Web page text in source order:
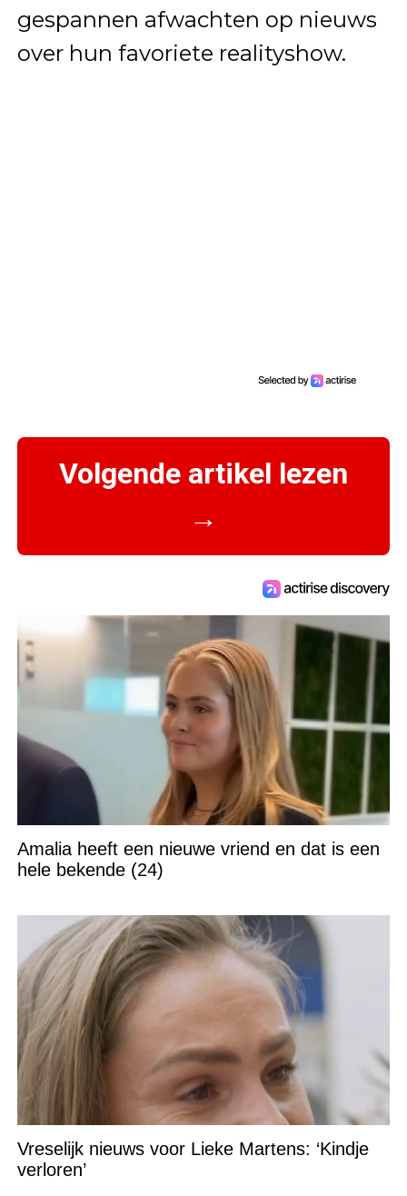
gespannen afwachten op nieuws
over hun favoriete realityshow.
Volgende artikel lezen
→
Amalia heeft een nieuwe vriend en dat is een
hele bekende (24)
Vreselijk nieuws voor Lieke Martens: ‘Kindje
verloren’